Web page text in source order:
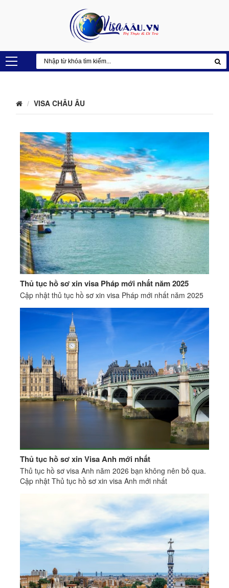
VISA CHÂU ÂU
Thủ tục hồ sơ xin visa Pháp mới nhất năm 2025
Cập nhật thủ tục hồ sơ xin visa Pháp mới nhất năm 2025
Thủ tục hồ sơ xin Visa Anh mới nhất
Thủ tục hồ sơ visa Anh năm 2026 bạn không nên bỏ qua.
Cập nhật Thủ tục hồ sơ xin visa Anh mới nhất